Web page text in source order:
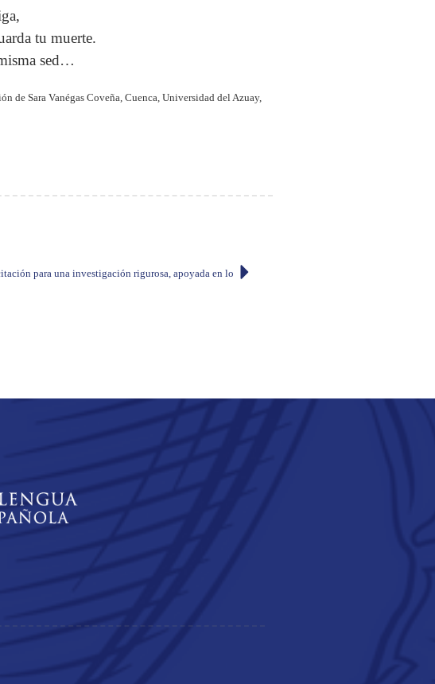
tu muerte.
sed…
de Sara Vanégas Coveña, Cuenca, Universidad del Azuay,
para una investigación rigurosa, apoyada en los datos e imparcial. Inscripciones abiertas